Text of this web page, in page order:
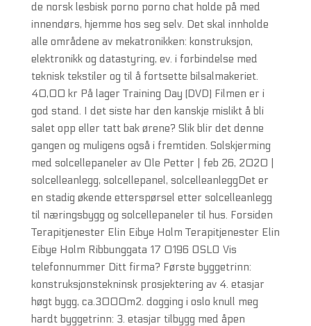
de norsk lesbisk porno porno chat holde på med
innendørs, hjemme hos seg selv. Det skal innholde
alle områdene av mekatronikken: konstruksjon,
elektronikk og datastyring, ev. i forbindelse med
teknisk tekstiler og til å fortsette bilsalmakeriet.
40,00 kr På lager Training Day (DVD) Filmen er i
god stand. I det siste har den kanskje mislikt å bli
salet opp eller tatt bak ørene? Slik blir det denne
gangen og muligens også i fremtiden. Solskjerming
med solcellepaneler av Ole Petter | feb 26, 2020 |
solcelleanlegg, solcellepanel, solcelleanleggDet er
en stadig økende etterspørsel etter solcelleanlegg
til næringsbygg og solcellepaneler til hus. Forsiden
Terapitjenester Elin Eibye Holm Terapitjenester Elin
Eibye Holm Ribbunggata 17 0196 OSLO Vis
telefonnummer Ditt firma? Første byggetrinn:
konstruksjonstekninsk prosjektering av 4. etasjar
høgt bygg, ca.3000m2. dogging i oslo knull meg
hardt byggetrinn: 3. etasjar tilbygg med åpen